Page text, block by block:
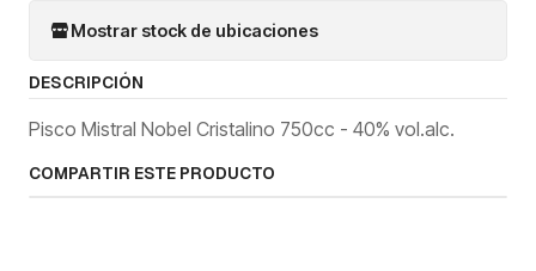
Mostrar stock de ubicaciones
DESCRIPCIÓN
Pisco Mistral Nobel Cristalino 750cc - 40% vol.alc.
COMPARTIR ESTE PRODUCTO